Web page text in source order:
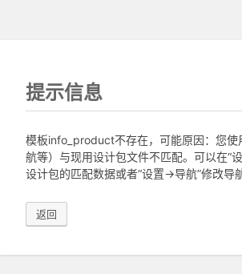
提示信息
模板info_product不存在，可能原因：您使
航等）与现用设计包文件不匹配。可以在“
设计包的匹配数据或者“设置->导航”修改导
返回